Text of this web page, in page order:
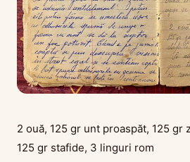
2 ouă, 125 gr unt proaspăt, 125 gr
125 gr stafide, 3 linguri rom